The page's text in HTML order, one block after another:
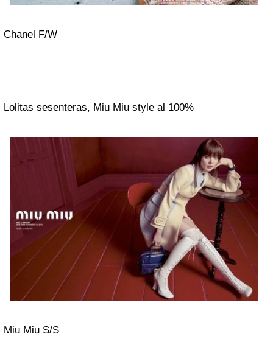
Chanel F/W
Lolitas sesenteras, Miu Miu style al 100%
Miu Miu S/S